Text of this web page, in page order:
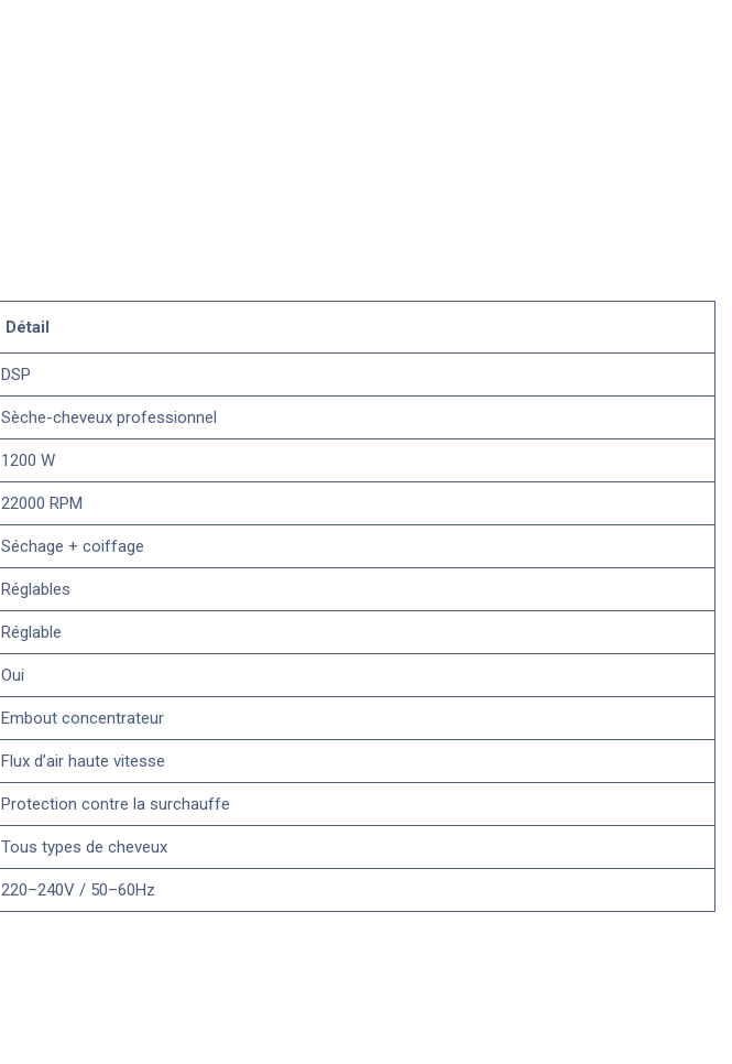
Détail
DSP
Sèche-cheveux professionnel
1200 W
22000 RPM
Séchage + coiffage
Réglables
Réglable
Oui
Embout concentrateur
Flux d’air haute vitesse
Protection contre la surchauffe
Tous types de cheveux
220–240V / 50–60Hz